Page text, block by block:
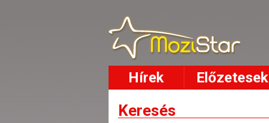
Hírek Előzetesek
Keresés